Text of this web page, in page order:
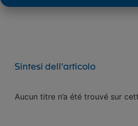
Sintesi dell'articolo
Aucun titre n’a été trouvé sur